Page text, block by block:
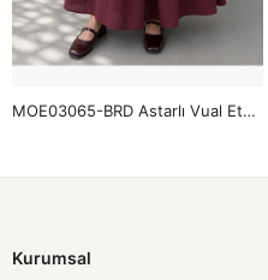
MOE03065-BRD Astarlı Vual Etek-Bordo
Kurumsal